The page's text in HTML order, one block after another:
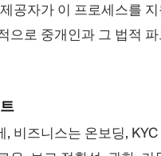
공자가 이 프로세스를
으로 중개인과 그 법적
, 비즈니스는 온보딩,